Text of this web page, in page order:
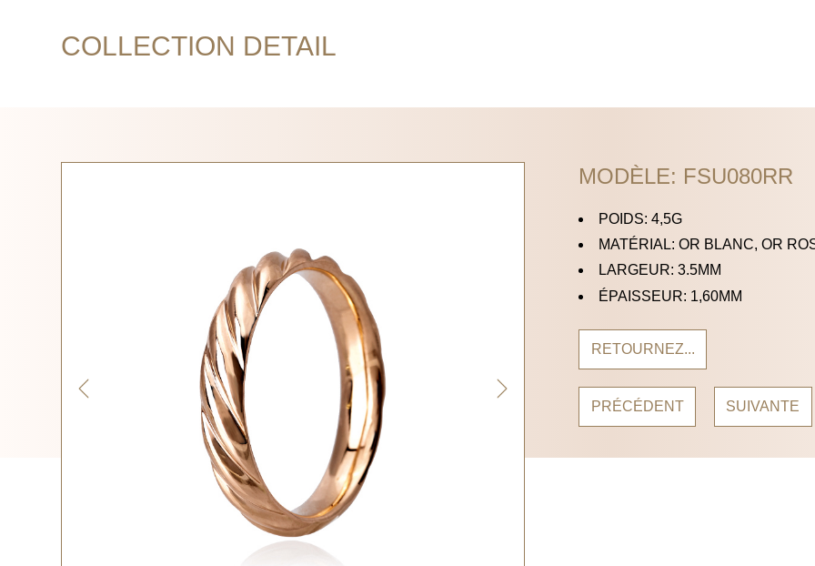
COLLECTION DETAIL
MODÈLE: FSU080RR
POIDS: 4,5G
MATÉRIAL: OR BLANC, OR
LARGEUR: 3.5MM
ÉPAISSEUR: 1,60MM
RETOURNEZ...
PRÉCÉDENT SUIVANTE